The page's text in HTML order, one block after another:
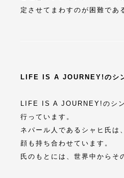
定させてまわすのが困難であ
LIFE IS A JOURNEY!のシ
LIFE IS A JOURNEY!のシン
行っています。
ネパール人であるシャヒ氏は
顔も持ち合わせています。
氏のもとには、世界中からそ